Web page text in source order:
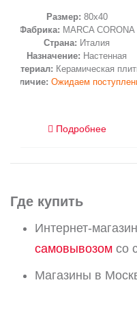
9382 / м2
Где купить
Интернет-
самовывозом со
Магазины в